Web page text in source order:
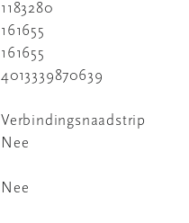
1183280
161655
161655
4013339870639
Verbindingsnaadstrip
Nee
Nee